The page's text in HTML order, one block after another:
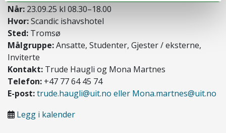
Når: 23.09.25 kl 08.30–18.00
Hvor:Scandic ishavshotel
Sted: Tromsø
Målgruppe:Ansatte, Studenter, Gjester / eksterne,
Inviterte
Kontakt: Trude Haugli og Mona Martnes
Telefon: +47 77 64 45 74
E-post:trude.haugli@uit.no eller Mona.martnes@uit.no
Legg i kalender